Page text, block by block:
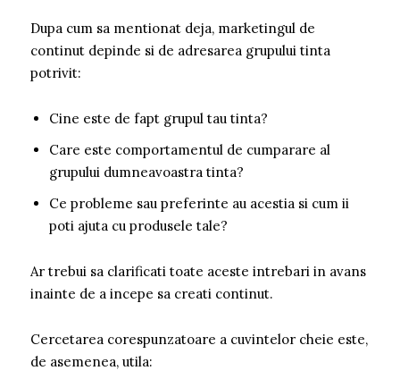
Dupa cum sa mentionat deja, marketingul de
continut depinde si de adresarea grupului tinta
potrivit:
Cine este de fapt grupul tau tinta?
Care este comportamentul de cumparare al
grupului dumneavoastra tinta?
Ce probleme sau preferinte au acestia si cum ii
poti ajuta cu produsele tale?
Ar trebui sa clarificati toate aceste intrebari in avans
inainte de a incepe sa creati continut.
Cercetarea corespunzatoare a cuvintelor cheie este,
de asemenea, utila: